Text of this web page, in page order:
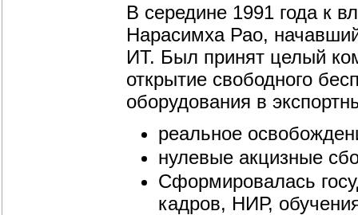
В середине 1991 года к
Нарасимха Рао,
ИТ. Был принят целый
открытие свободного
оборудования в
реальное
нулевые акцизные
Сформировалась
кадров, НИР,